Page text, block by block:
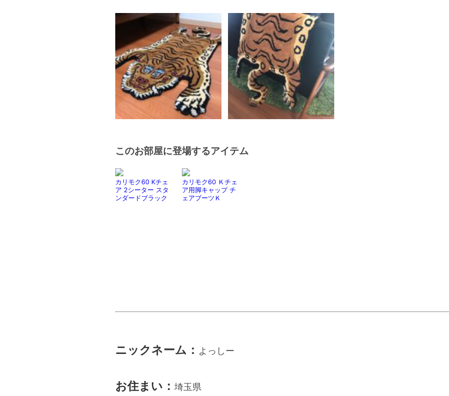
このお部屋に登場するアイテム
カリモク60 Kチェ
ア 2シーター スタ
ンダードブラック
カリモク60 Ｋチェ
ア用脚キャップ チ
ェアブーツＫ
ニックネーム： よっしー
お住まい：埼玉県